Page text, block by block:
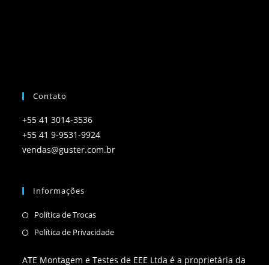
Contato
+55 41 3014-3536
+55 41 9-9531-9924
vendas@guster.com.br
Informações
Política de Trocas
Política de Privacidade
ATE Montagem e Testes de EEE Ltda é a proprietária da